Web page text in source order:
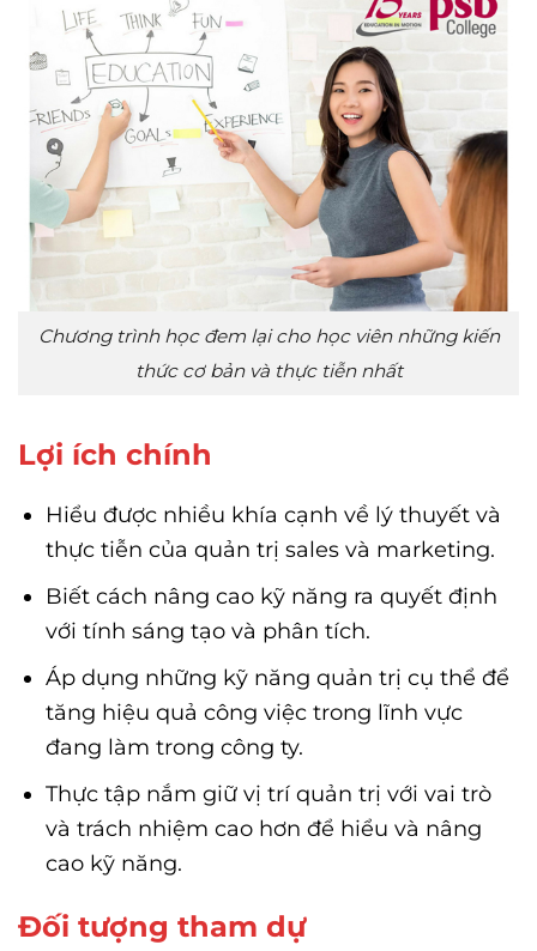
Chương trình học đem lại cho học viên những kiến
thức cơ bản và thực tiễn nhất
Lợi ích chính
Hiểu được nhiều khía cạnh về lý thuyết và
thực tiễn của quản trị sales và marketing.
Biết cách nâng cao kỹ năng ra quyết định
với tính sáng tạo và phân tích.
Áp dụng những kỹ năng quản trị cụ thể để
tăng hiệu quả công việc trong lĩnh vực
đang làm trong công ty.
Thực tập nắm giữ vị trí quản trị với vai trò
và trách nhiệm cao hơn để hiểu và nâng
cao kỹ năng.
Đối tượng tham dự